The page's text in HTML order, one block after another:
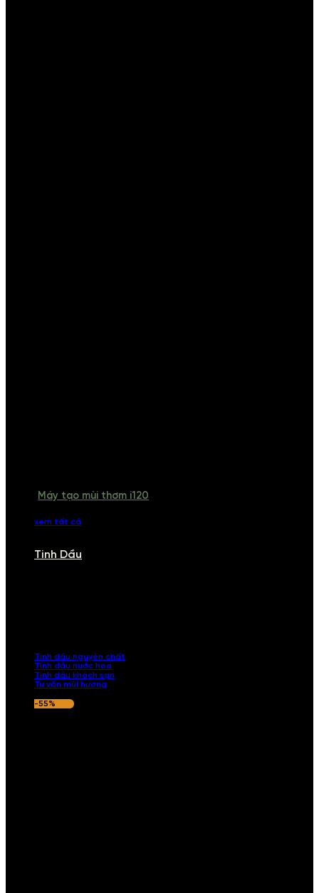
Máy tạo mùi thơm i120
xem tất cả
Tinh Dầu
Tinh dầu nguyên chất
Tinh dầu nước hoa
Tinh dầu khách sạn
Tư vấn mùi hương
-55%